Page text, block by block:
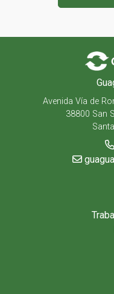
Avenida Vía de
38800 San